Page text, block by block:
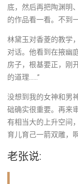
底，然后再把陶渊明
的作品看一看。不到
林黛玉对香菱的教学
对话。他看到在掖幽
房子，根基要正，刚
的道理……”
没想到我的女神和男
础确实很重要。再来
有相当大的上升空间
育儿育己一箭双雕，
老张说: